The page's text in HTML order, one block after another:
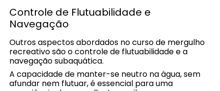
Controle de Flutuabilidade e
Navegação
Outros aspectos abordados no curso de mergulho
recreativo são o controle de flutuabilidade e a
navegação subaquática.
A capacidade de manter-se neutro na água, sem
afundar nem flutuar, é essencial para uma